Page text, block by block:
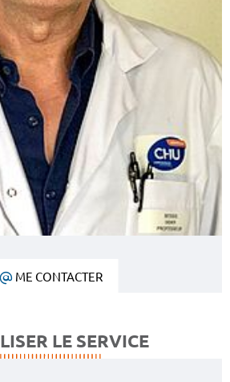
ME CONTACTER
LE SERVICE